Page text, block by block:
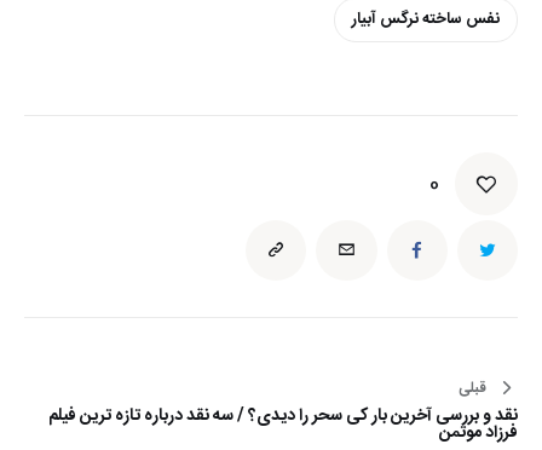
نفس ساخته نرگس آبیار
0
راهبری
نوشته
قبلی
نقد و بررسی آخرین بار کی سحر را دیدی؟ / سه نقد درباره تازه ترین فیلم
فرزاد موتمن